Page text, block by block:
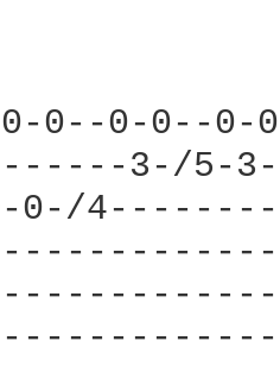
0--0-0--0-
3-/5-
0-/